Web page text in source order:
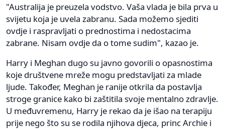
"Australija je preuzela vodstvo. Vaša vlada je bila prva u
svijetu koja je uvela zabranu. Sada možemo sjediti
ovdje i raspravljati o prednostima i nedostacima
zabrane. Nisam ovdje da o tome sudim", kazao je.
Harry i Meghan dugo su javno govorili o opasnostima
koje društvene mreže mogu predstavljati za mlade
ljude. Također, Meghan je ranije otkrila da postavlja
stroge granice kako bi zaštitila svoje mentalno zdravlje.
U međuvremenu, Harry je rekao da je išao na terapiju
prije nego što su se rodila njihova djeca, princ Archie i